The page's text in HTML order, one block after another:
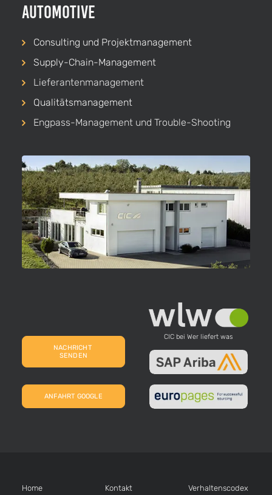
Automotive
Consulting und Projekt­management
Supply-Chain-Management
Lieferanten­management
Qualitäts­management
Engpass-Management und Trouble-Shooting
NACHRICHT
SENDEN
ANFAHRT GOOGLE
CIC bei Wer liefert was
Home Kontakt Verhaltens­codex